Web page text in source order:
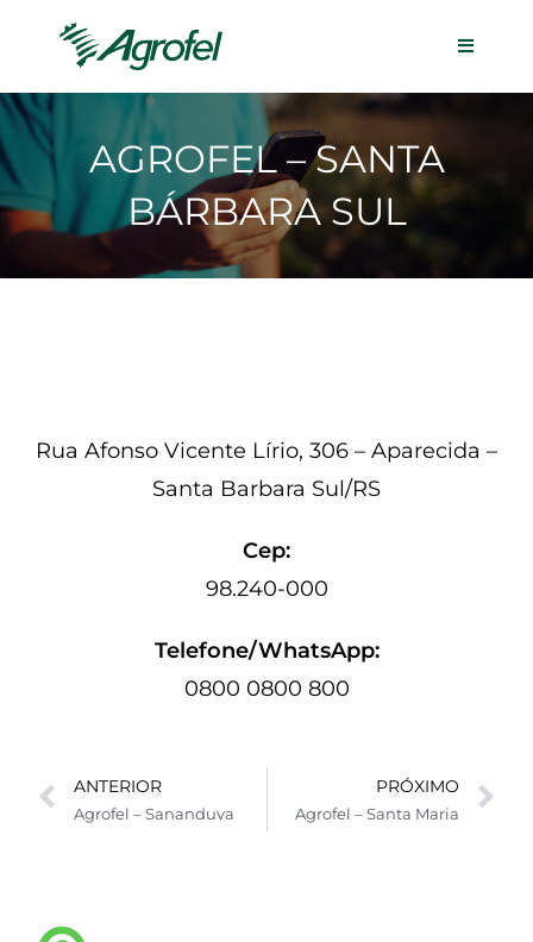
AGROFEL – SANTA
BÁRBARA SUL
Rua Afonso Vicente Lírio, 306 – Aparecida –
Santa Barbara Sul/RS
Cep:
98.240-000
Telefone/WhatsApp:
0800 0800 800
ANTERIOR
Agrofel – Sananduva
PRÓXIMO
Agrofel – Santa Maria